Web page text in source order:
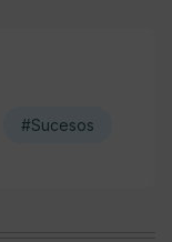
#Sucesos